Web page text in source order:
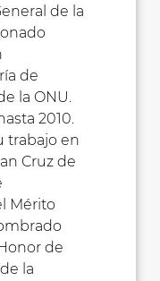
de la
de
la ONU.
2010.
trabajo en
Cruz de
Mérito
de
la